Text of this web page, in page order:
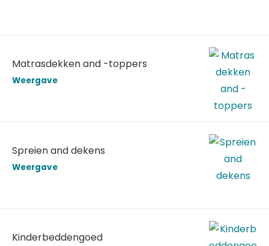
Matrasdekken and -toppers
Weergave
Spreien and dekens
Weergave
Kinderbeddengoed